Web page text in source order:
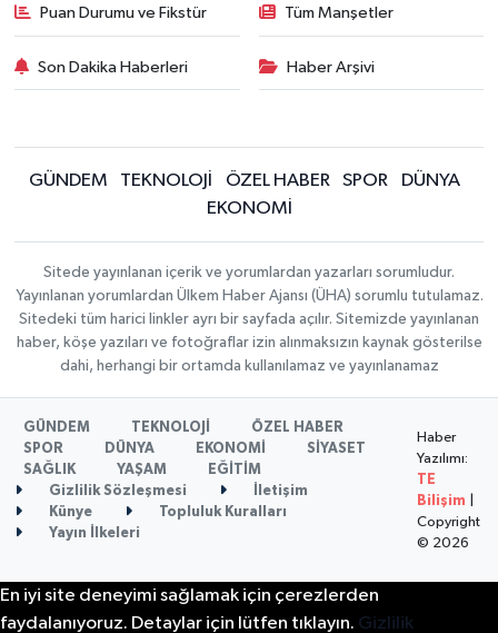
Puan Durumu ve Fikstür Tüm Manşetler
Son Dakika Haberleri Haber Arşivi
GÜNDEM TEKNOLOJİ ÖZEL HABER SPOR
DÜNYA
EKONOMİ
Sitede yayınlanan içerik ve yorumlardan yazarları sorumludur.
Yayınlanan yorumlardan Ülkem Haber Ajansı (ÜHA) sorumlu tutulamaz.
Sitedeki tüm harici linkler ayrı bir sayfada açılır. Sitemizde yayınlanan
haber, köşe yazıları ve fotoğraflar izin alınmaksızın kaynak gösterilse
dahi, herhangi bir ortamda kullanılamaz ve yayınlanamaz
GÜNDEM TEKNOLOJİ
ÖZEL HABER
SPOR
DÜNYA EKONOMİ
SİYASET
SAĞLIK
YAŞAM
EĞİTİM
Gizlilik Sözleşmesi
İletişim
Künye
Topluluk Kuralları
Yayın İlkeleri
Haber
Yazılımı:
TE
Bilişim
Copyright
© 2026
En iyi site deneyimi sağlamak için çerezlerden
faydalanıyoruz. Detaylar için lütfen tıklayın. Gizlilik